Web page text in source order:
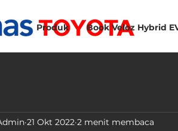
Produk Book Veloz Hybrid
21 Okt 2022 2 menit membaca